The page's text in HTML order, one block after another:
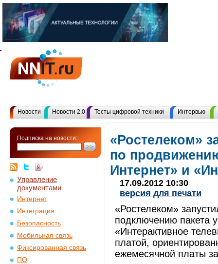
Новости Новости 2.0 Тесты цифровой техники Интервью
Подписка на новости:
Управление
документами
Интернет
Интеграция
Безопасность
Мобильная связь
Фиксированная связь
ПО
«Ростелеком»
по
Интернет» и
17.09.2012 10:30
версия для печати
«Ростелеком»
подключению пакета
«Интерактивное
платой,
ежемесячной платы